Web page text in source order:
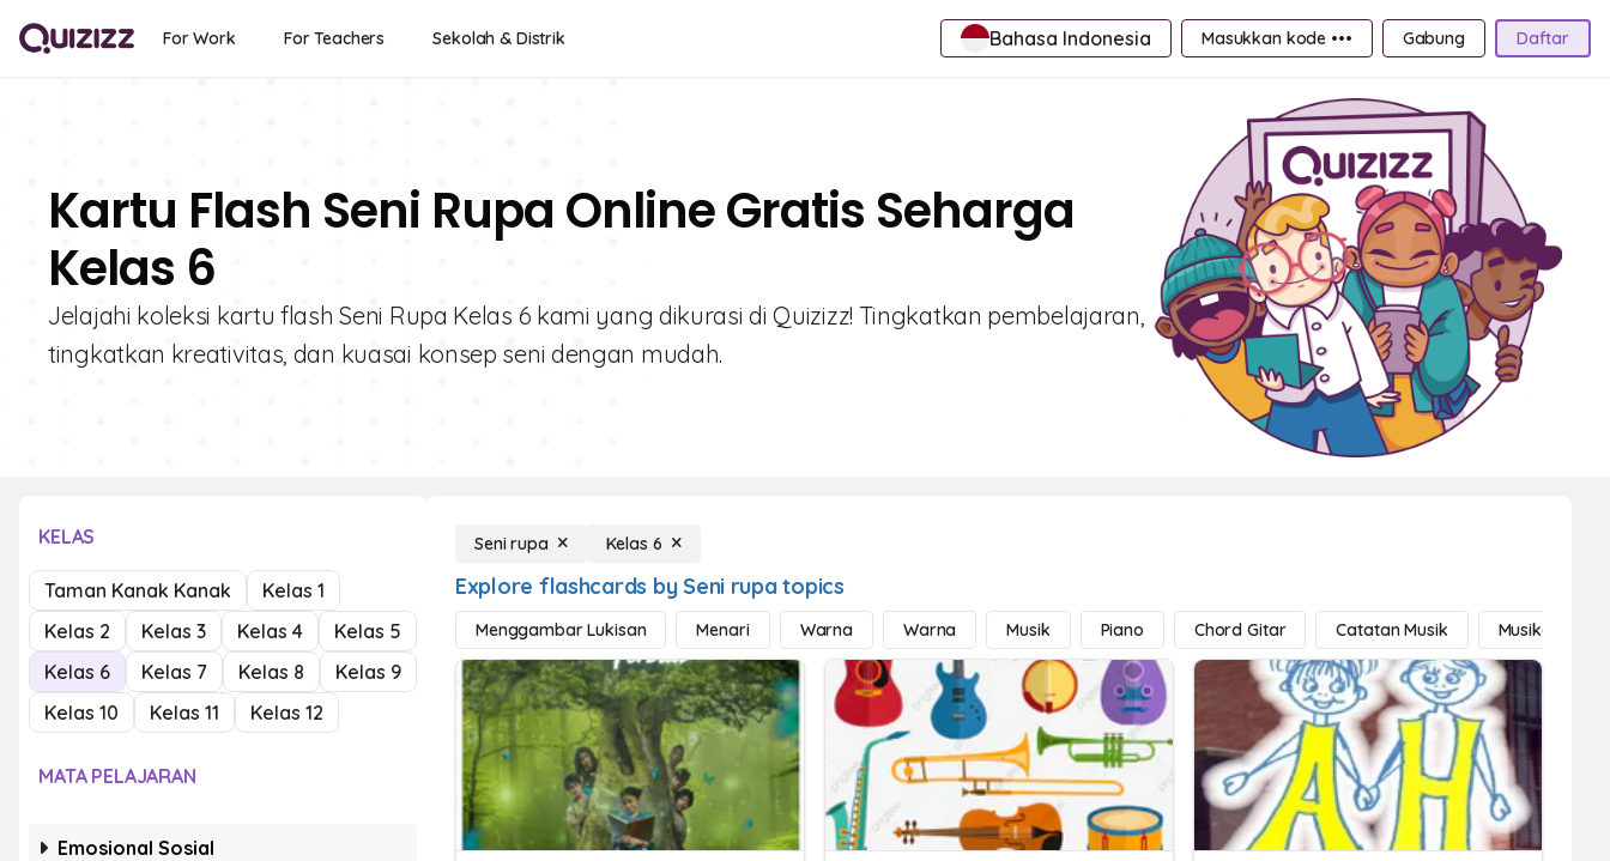
For Work For Teachers Sekolah & Distrik Bahasa Indonesia Masukkan kode ••• Gabung Daftar
Kartu Flash Seni Rupa Online Gratis Seharga
Kelas 6
Jelajahi koleksi kartu flash Seni Rupa Kelas 6 kami yang dikurasi di Quizizz! Tingkatkan pembelajaran,
tingkatkan kreativitas, dan kuasai konsep seni dengan mudah.
KELAS
Taman Kanak Kanak
Kelas 1
Kelas 2
Kelas 3 Kelas 4
Kelas 5
Kelas 6
Kelas 7 Kelas 8
Kelas 9
Kelas 10
Kelas 11 Kelas 12
MATA PELAJARAN
Emosional Sosial
Seni rupa Kelas 6
Explore flashcards by Seni rupa topics
Menggambar Lukisan Menari Warna Warna Musik Piano Chord Gitar Catatan Musik Musikal